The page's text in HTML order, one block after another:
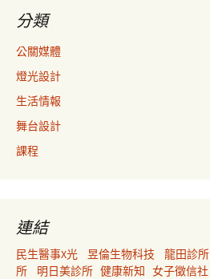
分類
公關媒體
燈光設計
生活情報
舞台設計
課程
連結
民生醫事X光 昱倫生物科技 龍田診所
所
明日美診所 健康新知 女子徵信社